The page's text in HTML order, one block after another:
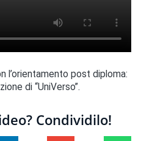
l’orientamento post diploma:
di “UniVerso”.
Condividilo!